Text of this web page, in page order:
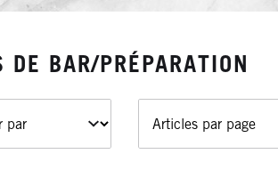
DE BAR/PRÉPARATION